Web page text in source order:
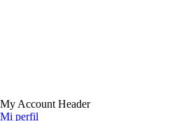
My Account Header
Mi perfil